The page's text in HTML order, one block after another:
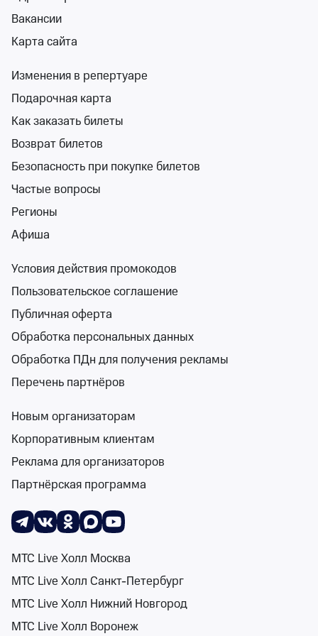
2 события
События на карте
Сортировка
Мюзикл-шоу «Нотр Дам де Пари» и «Ромео и
Джульетта»
Дом офицеров Уссурийского гарнизона (г. Уссурийск)
Дом офицеров Уссурийского гарнизона (г. Уссурийск)
от 1 400 ₽
вт 6 октября, 19:00
Вакансии
Карта сайта
Изменения в репертуаре
Подарочная карта
Как заказать билеты
Возврат билетов
Безопасность при покупке билетов
Частые вопросы
Регионы
Афиша
Условия действия промокодов
Пользовательское соглашение
Публичная оферта
Обработка персональных данных
Обработка ПДн для получения рекламы
Перечень партнёров
Новым организаторам
Корпоративным клиентам
Реклама для организаторов
Партнёрская программа
МТС Live Холл Москва
МТС Live Холл Санкт-Петербург
МТС Live Холл Нижний Новгород
МТС Live Холл Воронеж